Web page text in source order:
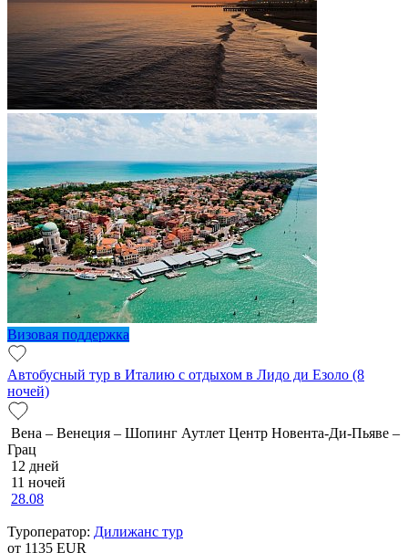
Визовая поддержка
Автобусный тур в Италию с отдыхом в Лидо ди Езоло (8
ночей)
Вена – Венеция – Шопинг Аутлет Центр Новента-Ди-Пьяве –
Грац
12 дней
11 ночей
28.08
Туроператор: Дилижанс тур
от 1135 EUR